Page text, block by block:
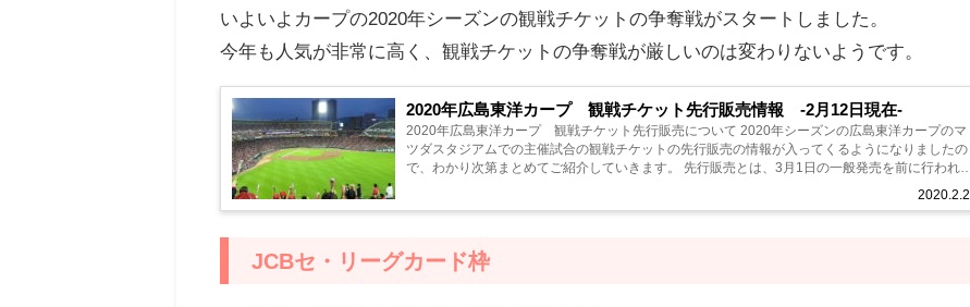
いよいよカープの2020年シーズンの観戦チケットの争奪戦がスタートしました。
今年も人気が非常に高く、観戦チケットの争奪戦が厳しいのは変わりないようです。
2020年広島東洋カープ 観戦チケット先行販売情報 -2月12日現在-
2020.2.2
2020年広島東洋カープ 観戦チケット先行販売について 2020年シーズンの広島東洋カープのマ
ツダスタジアムでの主催試合の観戦チケットの先行販売の情報が入ってくるようになりましたの
で、わかり次第まとめてご紹介していきます。 先行販売とは、3月1日の一般発売を前に行われる
JCBセ・リーグカード枠